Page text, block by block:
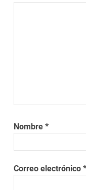
Nombre*
Correo electrónico*